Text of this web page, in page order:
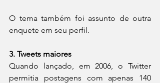
O tema também foi assunto de outra
enquete em seu perfil.
3. Tweets maiores
Quando lançado, em 2006, o Twitter
permitia postagens com apenas 140